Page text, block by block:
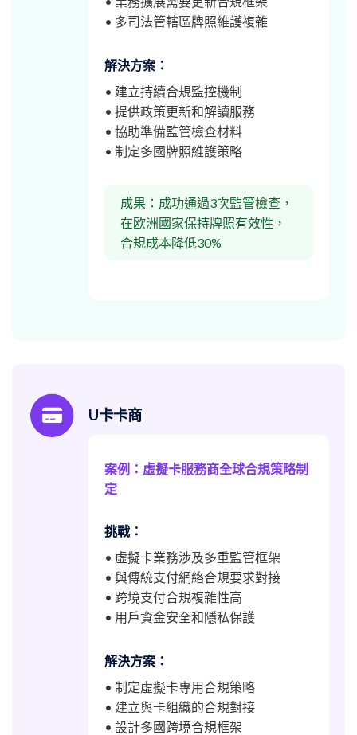
• 多司法管轄區牌照維護複雜
解決方案：
• 建立持續合規監控機制
• 提供政策更新和解讀服務
• 協助準備監管檢查材料
• 制定多國牌照維護策略
成果：成功通過3次監管檢查，
在欧洲國家保持牌照有效性，
合規成本降低30%
U卡卡商
案例：虛擬卡服務商全球合規策略制
定
挑戰：
• 虛擬卡業務涉及多重監管框架
• 與傳統支付網絡合規要求對接
• 跨境支付合規複雜性高
• 用戶資金安全和隱私保護
解決方案：
• 制定虛擬卡專用合規策略
• 建立與卡組織的合規對接
• 設計多國跨境合規框架